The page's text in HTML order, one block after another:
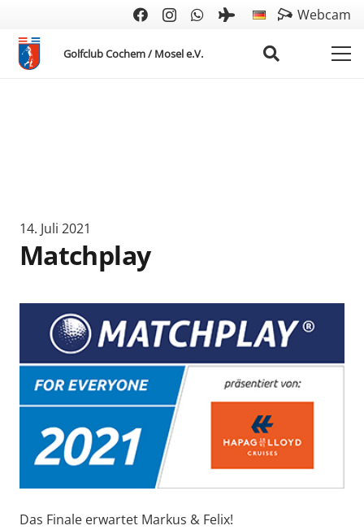
Webcam
Golfclub Cochem / Mosel e.V.
14. Juli 2021
Matchplay
Das Finale erwartet Markus & Felix!